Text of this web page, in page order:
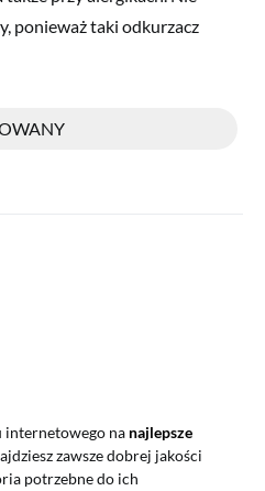
ponieważ taki odkurzacz
internetowego na najlepsze
zawsze dobrej jakości
potrzebne do ich